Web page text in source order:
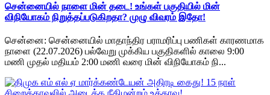
சென்னையில் நாளை மின் தடை! உங்கள் பகுதியில் மின்
விநியோகம் நிறுத்தப்படுகிறதா? முழு விவரம் இதோ!
சென்னை: சென்னையில் மாதாந்திர பராமரிப்பு பணிகள் காரணமாக
நாளை (22.07.2026) பல்வேறு முக்கிய பகுதிகளில் காலை 9:00
மணி முதல் மதியம் 2:00 மணி வரை மின் விநியோகம் நி...